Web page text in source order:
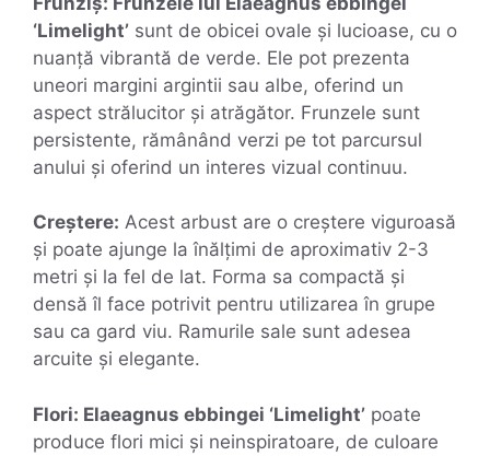
‘Limelight’ sunt de obicei ovale și lucioase, cu o
nuanță vibrantă de verde. Ele pot prezenta
uneori margini argintii sau albe, oferind un
aspect strălucitor și atrăgător. Frunzele sunt
persistente, rămânând verzi pe tot parcursul
anului și oferind un interes vizual continuu.
Creștere: Acest arbust are o creștere viguroasă
și poate ajunge la înălțimi de aproximativ 2-3
metri și la fel de lat. Forma sa compactă și
densă îl face potrivit pentru utilizarea în grupe
sau ca gard viu. Ramurile sale sunt adesea
arcuite și elegante.
Flori: Elaeagnus ebbingei ‘Limelight’ poate
produce flori mici și neinspiratoare, de culoare